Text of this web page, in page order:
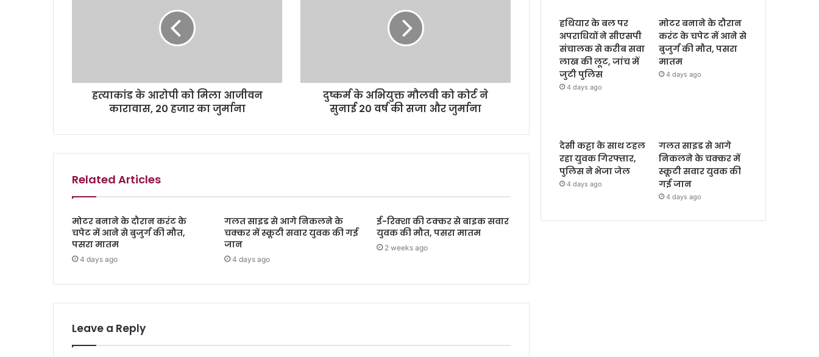
हत्याकांड के आरोपी को मिला आजीवन
कारावास, 20 हजार का जुर्माना
दुष्कर्म के अभियुक्त मौलवी को कोर्ट ने
सुनाई 20 वर्ष की सजा और जुर्माना
Related Articles
मोटर बनाने के दौरान करंट के
चपेट में आने से बुजुर्ग की मौत,
पसरा मातम
4 days ago
गलत साइड से आगे निकलने के
चक्कर में स्कूटी सवार युवक की गई
जान
4 days ago
ई-रिक्शा की टक्कर से बाइक सवार
युवक की मौत, पसरा मातम
2 weeks ago
Leave a Reply
हथियार के बल पर
अपराधियों ने सीएसपी
संचालक से करीब सवा
लाख की लूट, जांच में
जुटी पुलिस
4 days ago
मोटर बनाने के दौरान
करंट के चपेट में आने से
बुजुर्ग की मौत, पसरा
मातम
4 days ago
देसी कट्टा के साथ टहल
रहा युवक गिरफ्तार,
पुलिस ने भेजा जेल
4 days ago
गलत साइड से आगे
निकलने के चक्कर में
स्कूटी सवार युवक की
गई जान
4 days ago